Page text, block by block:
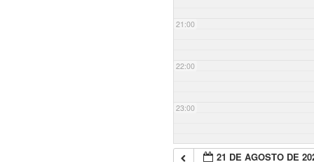
21:00
22:00
23:00
21 DE AGOSTO DE